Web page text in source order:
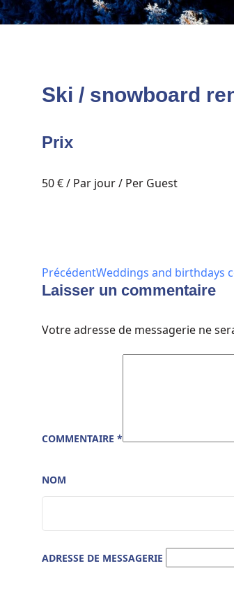
Ski / snowboard
Prix
50€/ Par jour / Per Guest
PrécédentWeddings and birthdays
Laisser un commentaire
Votre adresse de messagerie ne
COMMENTAIRE *
NOM
ADRESSE DE MESSAGERIE